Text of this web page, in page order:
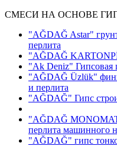
СМЕСИ НА ОСНОВЕ
"AĞDAĞ Astar"
перлита
"AĞDAĞ
"Ak Deniz" Гипсовая
"AĞDAĞ Üzlük"
и перлита
"AĞDAĞ" Гипс
"AĞDAĞ
перлита машинного
"AĞDAĞ" гипс